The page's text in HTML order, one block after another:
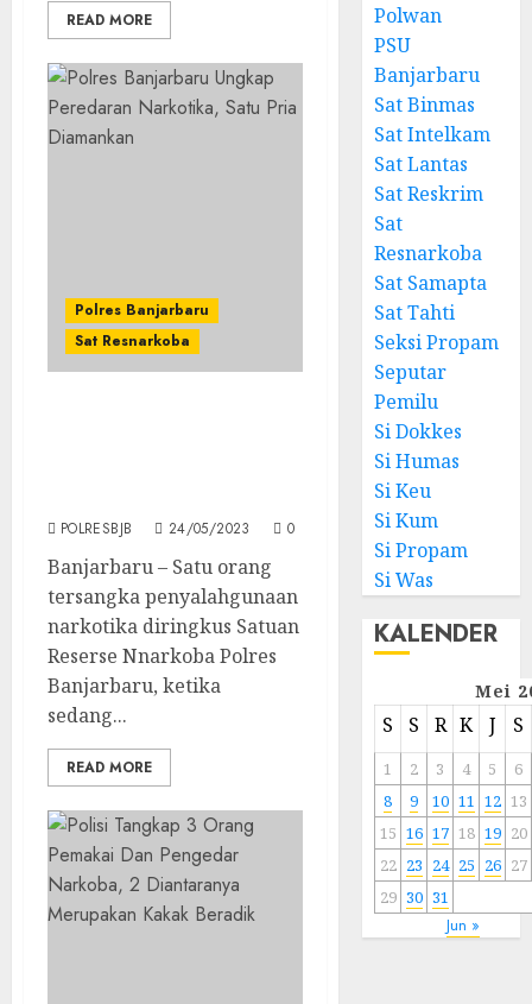
READ MORE
Polres Banjarbaru
Sat Resnarkoba
POLRESBJB 24/05/2023 0
Banjarbaru – Satu orang
tersangka penyalahgunaan
narkotika diringkus Satuan
Reserse Nnarkoba Polres
Banjarbaru, ketika
sedang...
READ MORE
Polwan
PSU
Banjarbaru
Sat Binmas
Sat Intelkam
Sat Lantas
Sat Reskrim
Sat
Resnarkoba
Sat Samapta
Sat Tahti
Seksi Propam
Seputar
Pemilu
Si Dokkes
Si Humas
Si Keu
Si Kum
Si Propam
Si Was
KALENDER
Mei
S S R K J S
1 2 3 4 5
6
8
9 10 11 12 13
15 16 17 18 19 20
22 23 24 25 26 27
29 30 31
Jun »